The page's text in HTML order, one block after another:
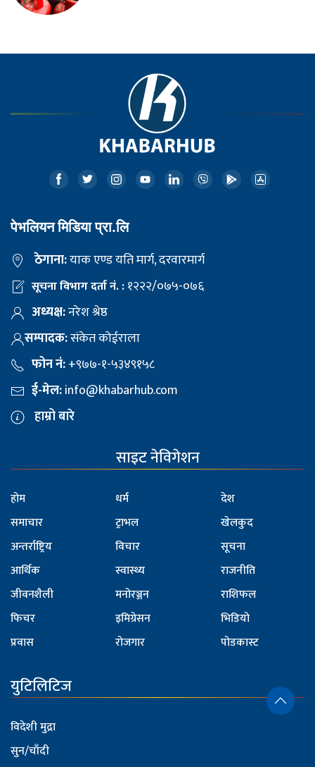
पेभलियन मिडिया प्रा.लि
ठेगाना:याक एण्ड यति मार्ग, दरवारमार्ग
सूचना विभाग दर्ता नं. :१२२२/०७५-०७६
अध्यक्ष:नरेश श्रेष्ठ
सम्पादक:संकेत कोईराला
फोन नं:+९७७-१-५३४९१५८
ई-मेल:info@khabarhub.com
हाम्रो बारे
साइट नेविगेशन
होम
समाचार
अन्तर्राष्ट्रिय
आर्थिक
जीवनशैली
फिचर
प्रवास
धर्म
ट्राभल
विचार
स्वास्थ्य
मनोरञ्जन
इमिग्रेसन
रोजगार
देश
खेलकुद
सूचना
राजनीति
राशिफल
भिडियो
पोडकास्ट
युटिलिटिज
विदेशी मुद्रा
सुन/चाँदी